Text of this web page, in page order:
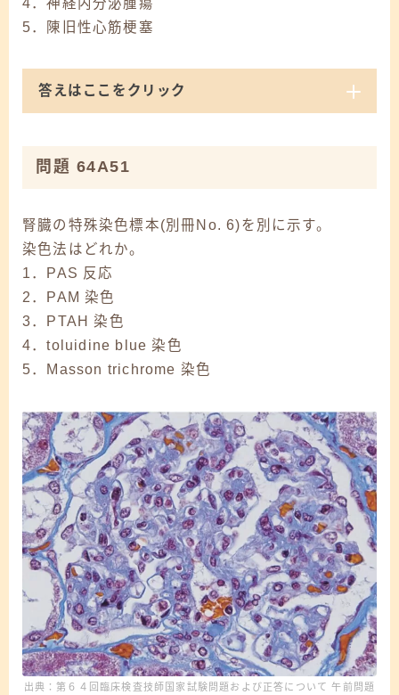
4．神経内分泌腫瘍
5．陳旧性心筋梗塞
答えはここをクリック
問題 64A51
腎臓の特殊染色標本(別冊No. 6)を別に示す。
染色法はどれか。
1．PAS 反応
2．PAM 染色
3．PTAH 染色
4．toluidine blue 染色
5．Masson trichrome 染色
出典：第６４回臨床検査技師国家試験問題および正答について 午前問題